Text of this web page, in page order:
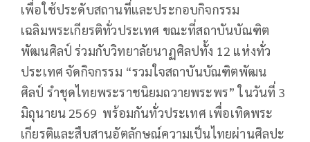
เพื่อใช้ประดับสถานที่และประกอบกิจกรรม
เฉลิมพระเกียรติทั่วประเทศ ขณะที่สถาบันบัณฑิต
พัฒนศิลป์ ร่วมกับวิทยาลัยนาฏศิลปทั้ง 12 แห่งทั่ว
ประเทศ จัดกิจกรรม “รวมใจสถาบันบัณฑิตพัฒน
ศิลป์ รำชุดไทยพระราชนิยมถวายพระพร” ในวันที่ 3
มิถุนายน 2569 พร้อมกันทั่วประเทศ เพื่อเทิดพระ
เกียรติและสืบสานอัตลักษณ์ความเป็นไทยผ่านศิลปะ